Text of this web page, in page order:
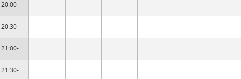
20:00-
20:30-
21:00-
21:30-